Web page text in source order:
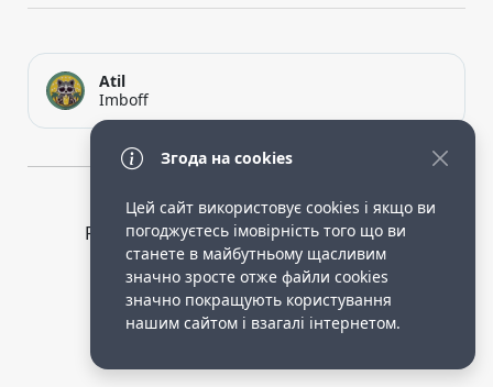
Atil
Imboff
Privacy Policy
public terms of service
Робота опікункою в німеччині.
Згода на cookies
Цей сайт використовує cookies і якщо ви
погоджуєтесь імовірність того що ви
станете в майбутньому щасливим
значно зросте отже файли cookies
значно покращують користування
нашим сайтом і взагалі інтернетом.